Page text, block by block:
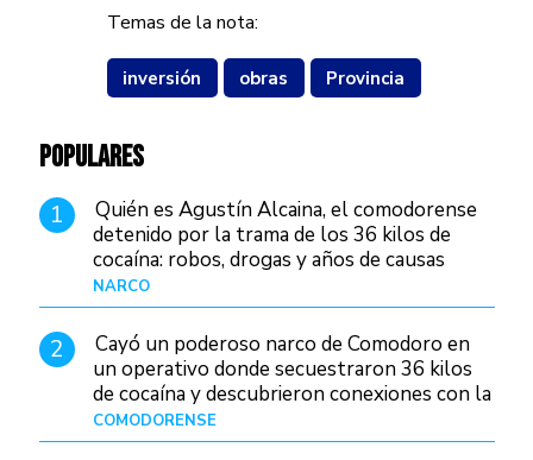
Temas de la nota:
inversión obras Provincia
POPULARES
1
Quién es Agustín Alcaina, el comodorense
detenido por la trama de los 36 kilos de
cocaína: robos, drogas y años de causas
judiciales
NARCO
2
Cayó un poderoso narco de Comodoro en
un operativo donde secuestraron 36 kilos
de cocaína y descubrieron conexiones con la
Patagonia
COMODORENSE